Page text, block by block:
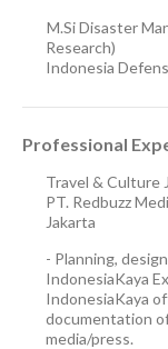
M.Si Disaster
Research)
Indonesia
Professional
Travel & Culture
PT. Redbuzz
Jakarta
- Planning,
IndonesiaKaya
IndonesiaKaya
documentation
media/press.